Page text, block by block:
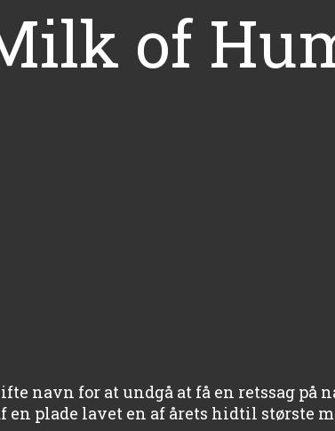
of
navn for at undgå at få en retssag på
plade lavet en af årets hidtil største